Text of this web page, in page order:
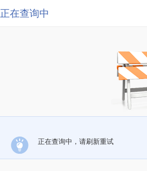
正在查询中
正在查询中，请刷新重试